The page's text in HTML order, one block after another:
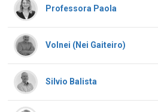
Professora Paola
Volnei (Nei Gaiteiro)
Silvio Balista